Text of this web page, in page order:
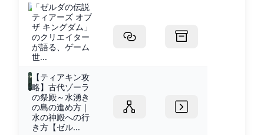
「ゼルダの伝説
ティアーズ オブ
ザ キングダム」
のクリエイター
が語る、ゲーム
世...
【ティアキン攻
略】古代ゾーラ
の祭殿～水湧き
の島の進め方｜
水の神殿への行
き方【ゼル...